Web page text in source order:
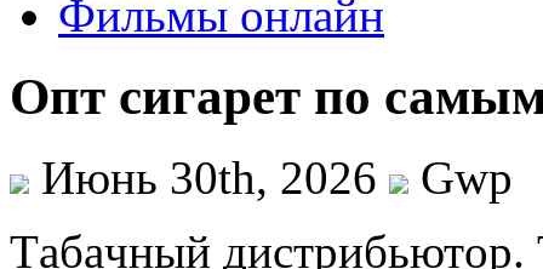
Фильмы онлайн
Опт сигарет по
Июнь 30th, 2026
Gwp
Тaбaчный